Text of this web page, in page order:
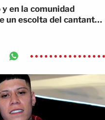
en la comunidad
un escolta del cantante